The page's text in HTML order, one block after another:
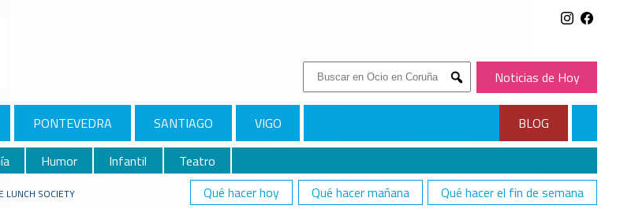
Buscar:
Submit
Noticias de Hoy
PONTEVEDRA SANTIAGO VIGO
BLOG
Humor Infantil
Teatro
Qué hacer hoy
Qué hacer mañana Qué hacer el fin de semana
LUNCH SOCIETY